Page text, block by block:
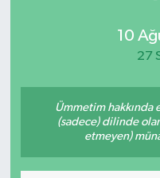
10
27
Ümmetim hakkında
(sadece) dilinde
etmeyen)
Yaşam